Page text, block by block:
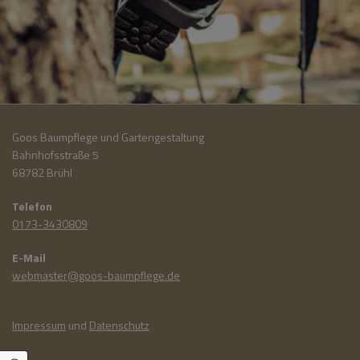
Goos Baumpflege und Gartengestaltung
Bahnhofsstraße 5
68782 Brühl
Telefon
0173-3430809
E-Mail
webmaster@goos-baumpflege.de
Impressum und Datenschutz